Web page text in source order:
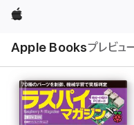
Apple
Apple Booksプレビュ
ル